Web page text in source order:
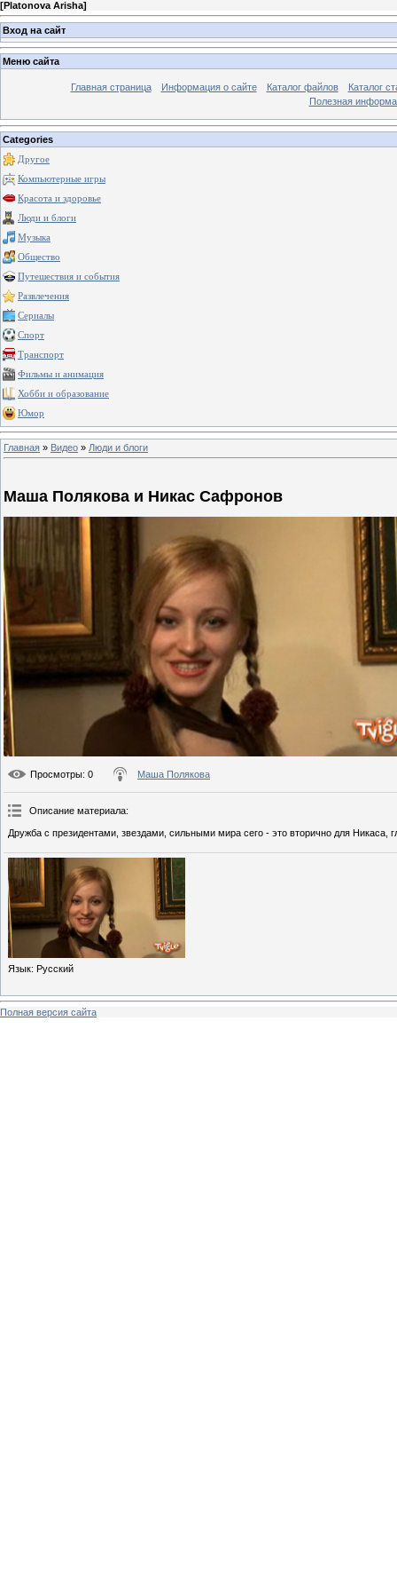
[Platonova Arisha]
Вход на сайт
Меню сайта
Главная страница Информация о сайте Каталог файлов
Каталог
Полезная
Categories
Другое
Компьютерные игры
Красота и здоровье
Люди и блоги
Музыка
Общество
Путешествия и события
Развлечения
Сериалы
Спорт
Транспорт
Фильмы и анимация
Хобби и образование
Юмор
Главная » Видео » Люди и блоги
Маша Полякова и Никас Сафронов
Просмотры: 0 Маша Полякова
Описание материала:
Дружба с президентами, звездами, сильными мира сего - это вторично для Никаса,
Язык: Русский
Полная версия сайта